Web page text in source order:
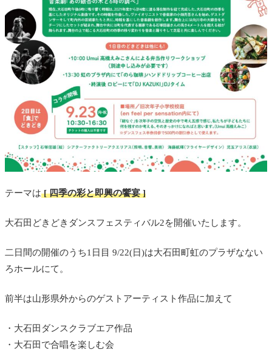
テーマは[ 四季の彩と即興の饗宴 ]
大石田どきどきダンスフェスティバル2を開催いたします。
二日間の開催のうち1日目 9/22(日)は大石田町虹のプラザなない
ろホールにて。
前半は山形県外からのゲストアーティスト作品に加えて
・大石田ダンスクラブエア作品
・大石田で合唱を楽しむ会